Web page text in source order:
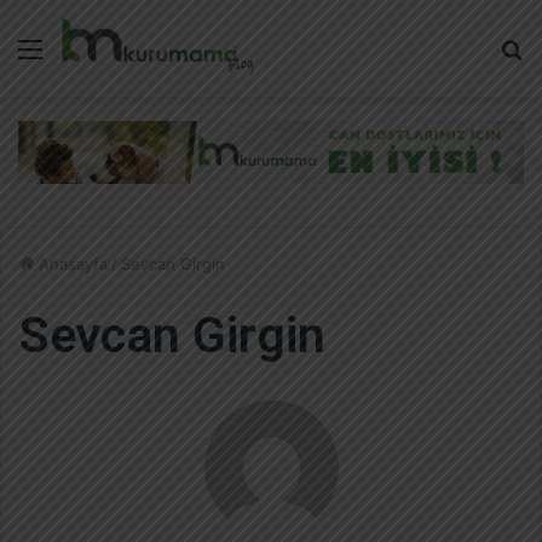
Menü
Anasayfa / Sevcan Girgin
Sevcan Girgin